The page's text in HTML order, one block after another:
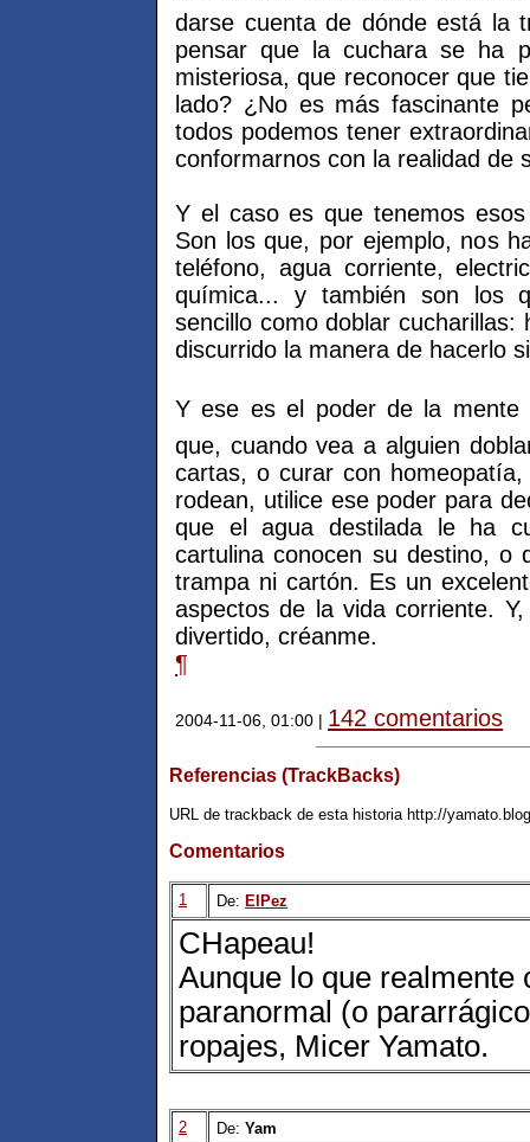
darse cuenta de dónde está la
pensar que la cuchara se ha
misteriosa, que reconocer que
lado? ¿No es más fascinante
todos podemos tener
conformarnos con la realidad de
Y el caso es que tenemos
Son los que, por ejemplo, nos
teléfono, agua corriente,
química... y también son los
sencillo como doblar
discurrido la manera de hacerlo
Y ese es el poder de la
que, cuando vea a alguien
cartas, o curar con
rodean, utilice ese poder para
que el agua destilada le ha
cartulina conocen su destino, o
trampa ni cartón. Es un
aspectos de la vida corriente.
divertido, créanme.
¶
2004-11-06, 01:00 | 142 comentarios
Referencias (TrackBacks)
URL de trackback de esta historia http://
Comentarios
1 De: ElPez
CHapeau!
Aunque lo que realmente
paranormal (o
ropajes, Micer Yamato.
2 De: Yam